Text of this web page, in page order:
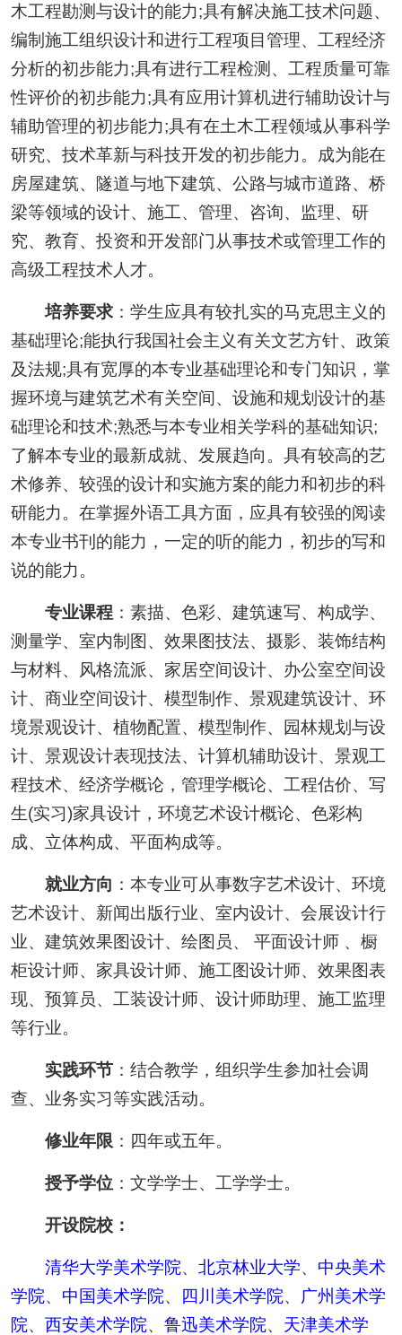
木工程勘测与设计的能力;具有解决施工技术问题、
编制施工组织设计和进行工程项目管理、工程经济
分析的初步能力;具有进行工程检测、工程质量可靠
性评价的初步能力;具有应用计算机进行辅助设计与
辅助管理的初步能力;具有在土木工程领域从事科学
研究、技术革新与科技开发的初步能力。成为能在
房屋建筑、隧道与地下建筑、公路与城市道路、桥
梁等领域的设计、施工、管理、咨询、监理、研
究、教育、投资和开发部门从事技术或管理工作的
高级工程技术人才。
培养要求：学生应具有较扎实的马克思主义的
基础理论;能执行我国社会主义有关文艺方针、政策
及法规;具有宽厚的本专业基础理论和专门知识，掌
握环境与建筑艺术有关空间、设施和规划设计的基
础理论和技术;熟悉与本专业相关学科的基础知识;
了解本专业的最新成就、发展趋向。具有较高的艺
术修养、较强的设计和实施方案的能力和初步的科
研能力。在掌握外语工具方面，应具有较强的阅读
本专业书刊的能力，一定的听的能力，初步的写和
说的能力。
专业课程：素描、色彩、建筑速写、构成学、
测量学、室内制图、效果图技法、摄影、装饰结构
与材料、风格流派、家居空间设计、办公室空间设
计、商业空间设计、模型制作、景观建筑设计、环
境景观设计、植物配置、模型制作、园林规划与设
计、景观设计表现技法、计算机辅助设计、景观工
程技术、经济学概论，管理学概论、工程估价、写
生(实习)家具设计，环境艺术设计概论、色彩构
成、立体构成、平面构成等。
就业方向 ：本专业可从事数字艺术设计、环境
艺术设计、新闻出版行业、室内设计、会展设计行
业、建筑效果图设计、绘图员、 平面设计师 、橱
柜设计师、家具设计师、施工图设计师、效果图表
现、预算员、工装设计师、设计师助理、施工监理
等行业。
实践环节：结合教学，组织学生参加社会调
查、业务实习等实践活动。
修业年限 ：四年或五年。
授予学位 ：文学学士、工学学士。
开设院校：
清华大学美术学院、 北京林业大学、 中央美术
学院、 中国美术学院、 四川美术学院、 广州美术学
院、 西安美术学院、 鲁迅美术学院、 天津美术学